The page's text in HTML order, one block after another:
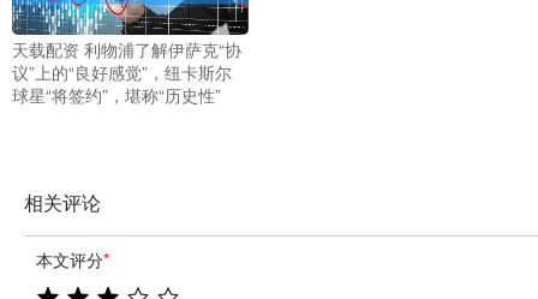
天载配资 利物浦了解伊萨克“协
议”上的“良好感觉”，纽卡斯尔
球星“将签约”，堪称“历史性”
相关评论
本文评分*